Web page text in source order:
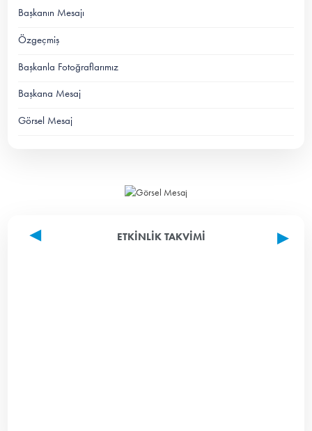
Başkanın Mesajı
Özgeçmiş
Başkanla Fotoğraflarımız
Başkana Mesaj
Görsel Mesaj
ETKINLIK TAKVIMI